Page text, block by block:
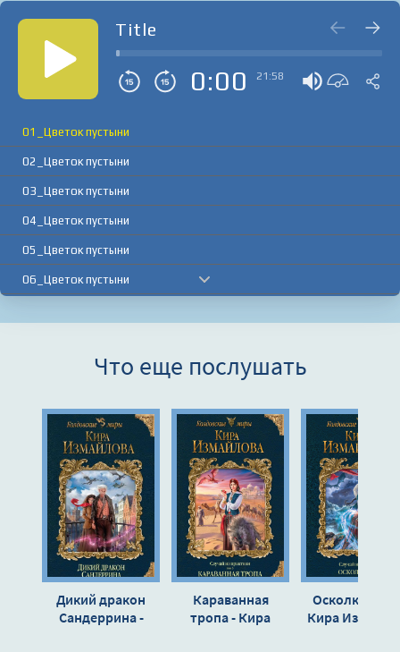
Title
0:00 21:58
01_Цветок пустыни
02_Цветок пустыни
03_Цветок пустыни
04_Цветок пустыни
05_Цветок пустыни
06_Цветок пустыни
09_Цветок пустыни
11_Цветок пустыни
12_Цветок пустыни
13_Цветок пустыни
14_Цветок пустыни
15_Цветок пустыни
16_Цветок пустыни
17_Цветок пустыни
Что еще послушать
Дикий дракон
Сандеррина -
Караванная
тропа - Кира
Осколки
Кира